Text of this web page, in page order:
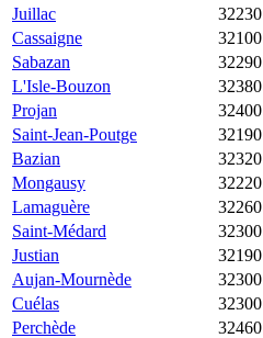
Juillac
32230
Cassaigne
32100
Sabazan
32290
L'Isle-Bouzon
32380
Projan
32400
Saint-Jean-Poutge
32190
Bazian
32320
Mongausy
32220
Lamaguère
32260
Saint-Médard
32300
Justian
32190
Aujan-Mournède
32300
Cuélas
32300
Perchède
32460